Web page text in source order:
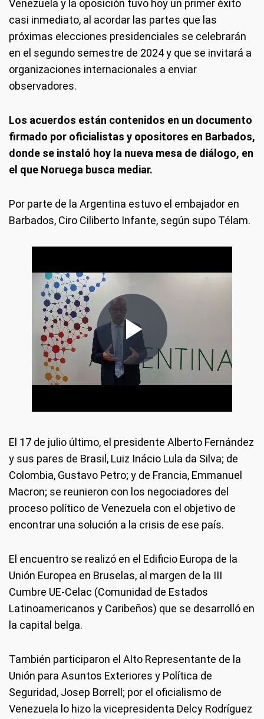
Venezuela y la oposición tuvo hoy un primer éxito
casi inmediato, al acordar las partes que las
próximas elecciones presidenciales se celebrarán
en el segundo semestre de 2024 y que se invitará a
organizaciones internacionales a enviar
observadores.
Los acuerdos están contenidos en un documento
firmado por oficialistas y opositores en Barbados,
donde se instaló hoy la nueva mesa de diálogo, en
el que Noruega busca mediar.
Por parte de la Argentina estuvo el embajador en
Barbados, Ciro Ciliberto Infante, según supo Télam.
El 17 de julio último, el presidente Alberto Fernández
y sus pares de Brasil, Luiz Inácio Lula da Silva; de
Colombia, Gustavo Petro; y de Francia, Emmanuel
Macron; se reunieron con los negociadores del
proceso político de Venezuela con el objetivo de
encontrar una solución a la crisis de ese país.
El encuentro se realizó en el Edificio Europa de la
Unión Europea en Bruselas, al margen de la III
Cumbre UE-Celac (Comunidad de Estados
Latinoamericanos y Caribeños) que se desarrolló en
la capital belga.
También participaron el Alto Representante de la
Unión para Asuntos Exteriores y Política de
Seguridad, Josep Borrell; por el oficialismo de
Venezuela lo hizo la vicepresidenta Delcy Rodríguez